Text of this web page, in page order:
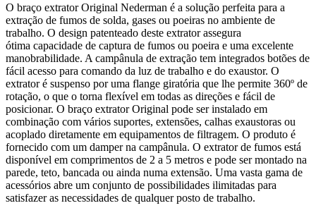
O braço extrator Original Nederman é a solução perfeita para a
extração de fumos de solda, gases ou poeiras no ambiente de
trabalho. O design patenteado deste extrator assegura
ótima capacidade de captura de fumos ou poeira e uma excelente
manobrabilidade. A campânula de extração tem integrados botões de
fácil acesso para comando da luz de trabalho e do exaustor. O
extrator é suspenso por uma flange giratória que lhe permite 360º de
rotação, o que o torna flexível em todas as direções e fácil de
posicionar. O braço extrator Original pode ser instalado em
combinação com vários suportes, extensões, calhas exaustoras ou
acoplado diretamente em equipamentos de filtragem. O produto é
fornecido com um damper na campânula. O extrator de fumos está
disponível em comprimentos de 2 a 5 metros e pode ser montado na
parede, teto, bancada ou ainda numa extensão. Uma vasta gama de
acessórios abre um conjunto de possibilidades ilimitadas para
satisfazer as necessidades de qualquer posto de trabalho.